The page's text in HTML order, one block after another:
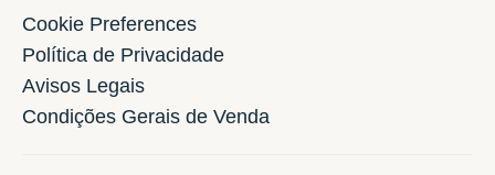
Cookie Preferences
Política de Privacidade
Avisos Legais
Condições Gerais de Venda